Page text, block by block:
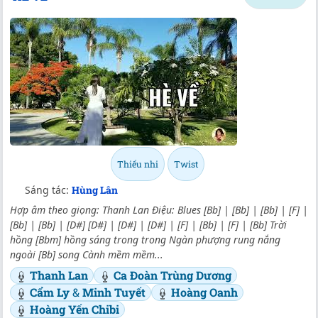
Thiếu nhi Twist
Sáng tác: Hùng Lân
Hợp âm theo giọng: Thanh Lan Điệu: Blues [Bb] | [Bb] | [Bb] | [F] |
[Bb] | [Bb] | [D#] [D#] | [D#] | [D#] | [F] | [Bb] | [F] | [Bb] Trời
hồng [Bbm] hồng sáng trong trong Ngàn phượng rung nắng
ngoài [Bb] song Cành mềm mềm...
Thanh Lan
Ca Đoàn Trùng Dương
Cẩm Ly&Minh Tuyết
Hoàng Oanh
Hoàng Yến Chibi